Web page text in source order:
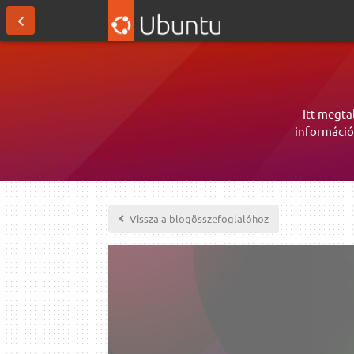
Itt
Vissza a blogösszefoglalóhoz